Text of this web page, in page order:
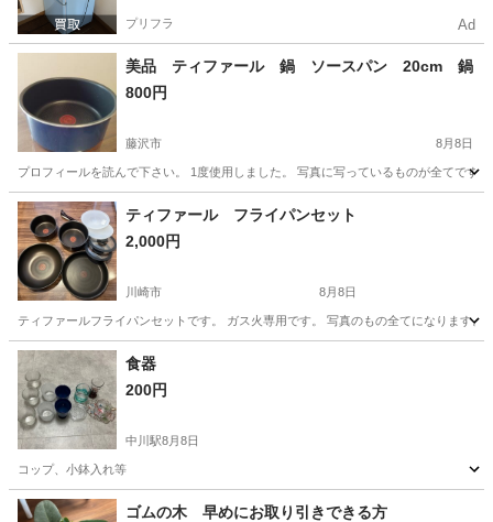
プリフラ Ad
美品 ティファール 鍋 ソースパン 20cm 鍋
800円
藤沢市 8月8日
プロフィールを読んで下さい。 1度使用しました。 写真に写っているものが全てです。
神奈川 藤沢市 ティファール
ティファール フライパンセット
2,000円
川崎市 8月8日
ティファールフライパンセットです。 ガス火専用です。 写真のもの全てになります。
神奈川 川崎市 調理器具
食器
200円
中川駅8月8日
コップ、小鉢入れ等
神奈川 横浜市 中川駅 食器
ゴムの木 早めにお取り引きできる方